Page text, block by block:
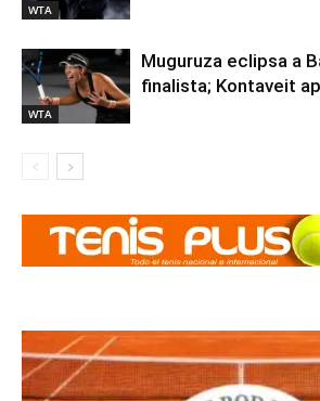
WTA
WTA
Muguruza eclipsa a
finalista; Kontaveit